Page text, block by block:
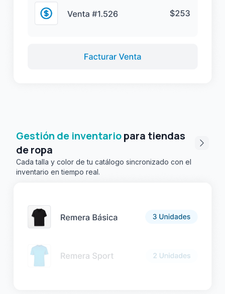
Gestión de inventariopara tiendas
de ropa
Cada talla y color de tu catálogo sincronizado con el
inventario en tiempo real.